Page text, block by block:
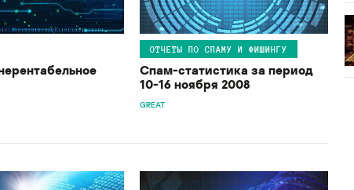
ОТЧЕТЫ ПО СПАМУ И ФИШИНГУ
Спам-статистика за период
10-16 ноября 2008
GREAT